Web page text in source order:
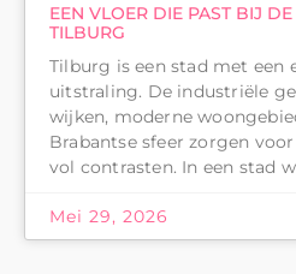
EEN VLOER DIE PAST BIJ
TILBURG
Tilburg is een stad met een
uitstraling. De industriële
wijken, moderne
Brabantse sfeer zorgen
vol contrasten. In een stad
Mei 29, 2026